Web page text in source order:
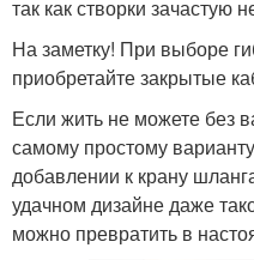
так как створки зачастую
На заметку! При выборе
приобретайте закрытые
Если жить не можете без
самому простому
добавлении к крану
удачном дизайне даже
можно превратить в